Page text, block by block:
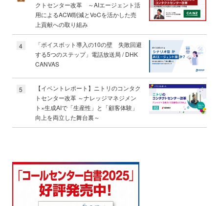
クトセンター改革 ～AIエージェント活
用によるACW削減とVoCを活かした売
上貢献への取り組み
4
「ボイスボット導入の10の壁 失敗回避
する5つのステップ」電話放送局 / DHK
CANVAS
5
【イベントレポート】ニトリのコンタク
トセンター改革 ～ナレッジマネジメン
ト×生成AIで「生産性」と「顧客体験」
向上を両立した舞台裏～